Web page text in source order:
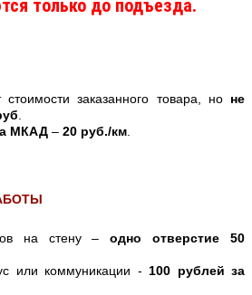
только до подъезда.
заказанного товара, но не
МКАД – 20 руб./км
на стену –одно отверстие 50
или коммуникации - 100 рублей за